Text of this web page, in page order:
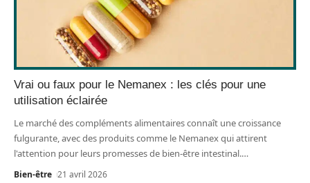
Vrai ou faux pour le Nemanex : les clés pour une
utilisation éclairée
Le marché des compléments alimentaires connaît une croissance
fulgurante, avec des produits comme le Nemanex qui attirent
l'attention pour leurs promesses de bien-être intestinal.…
Bien-être 21 avril 2026